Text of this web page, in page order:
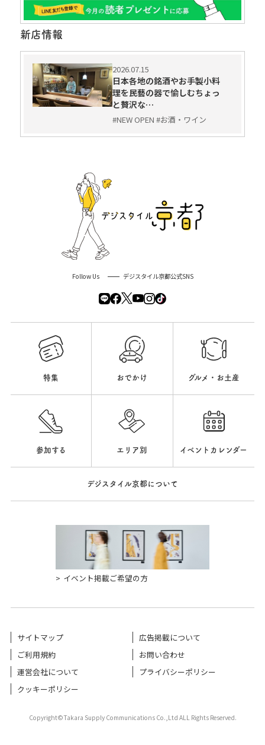
新店情報
2026.07.15
日本各地の銘酒やお手製小料
理を民藝の器で愉しむちょっ
と贅沢な…
#NEW OPEN #お酒・ワイン
Follow Us デジスタイル京都公式SNS
特集 おでかけ グルメ・お土産
参加する エリア別 イベントカレンダー
デジスタイル京都について
イベント掲載ご希望の方
サイトマップ
広告掲載について
ご利用規約
お問い合わせ
運営会社について
プライバシーポリシー
クッキーポリシー
Copyright©Takara Supply Communications Co.,Ltd ALL Rights Reserved.